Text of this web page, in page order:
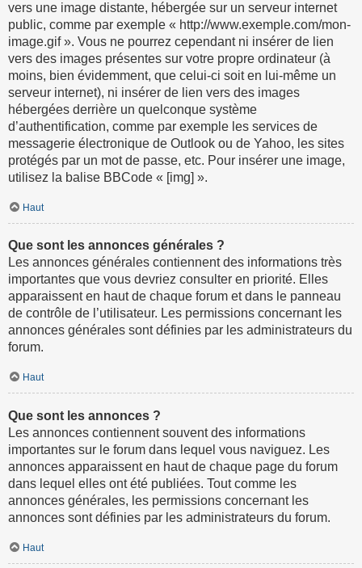
vers une image distante, hébergée sur un serveur internet
public, comme par exemple « http://www.exemple.com/mon-
image.gif ». Vous ne pourrez cependant ni insérer de lien
vers des images présentes sur votre propre ordinateur (à
moins, bien évidemment, que celui-ci soit en lui-même un
serveur internet), ni insérer de lien vers des images
hébergées derrière un quelconque système
d’authentification, comme par exemple les services de
messagerie électronique de Outlook ou de Yahoo, les sites
protégés par un mot de passe, etc. Pour insérer une image,
utilisez la balise BBCode « [img] ».
Haut
Que sont les annonces générales ?
Les annonces générales contiennent des informations très
importantes que vous devriez consulter en priorité. Elles
apparaissent en haut de chaque forum et dans le panneau
de contrôle de l’utilisateur. Les permissions concernant les
annonces générales sont définies par les administrateurs du
forum.
Haut
Que sont les annonces ?
Les annonces contiennent souvent des informations
importantes sur le forum dans lequel vous naviguez. Les
annonces apparaissent en haut de chaque page du forum
dans lequel elles ont été publiées. Tout comme les
annonces générales, les permissions concernant les
annonces sont définies par les administrateurs du forum.
Haut